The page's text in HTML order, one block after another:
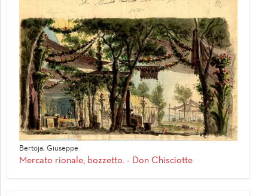
Bertoja, Giuseppe
Mercato rionale, bozzetto. - Don Chisciotte